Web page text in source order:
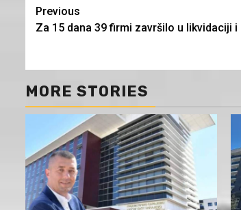
Continue
Reading
Previous
Za 15 dana 39 firmi završilo u likvidaciji i
MORE STORIES